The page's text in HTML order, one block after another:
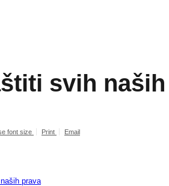
svih naših
Print
Email